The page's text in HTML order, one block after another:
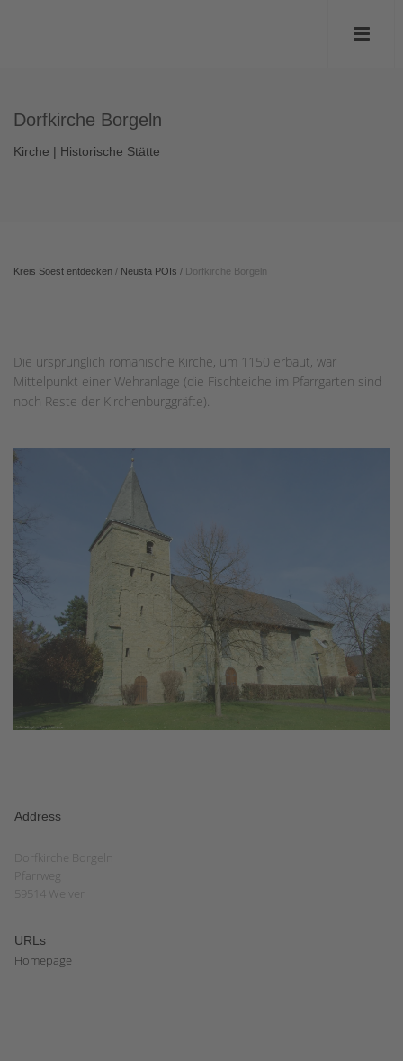
Dorfkirche Borgeln
Kirche | Historische Stätte
Kreis Soest entdecken / Neusta POIs / Dorfkirche Borgeln
Die ursprünglich romanische Kirche, um 1150 erbaut, war
Mittelpunkt einer Wehranlage (die Fischteiche im Pfarrgarten sind
noch Reste der Kirchenburggräfte).
Address
Dorfkirche Borgeln
Pfarrweg
59514 Welver
URLs
Homepage